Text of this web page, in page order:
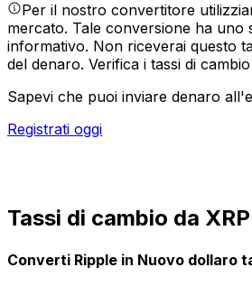
Per il nostro convertitore
mercato. Tale conversione ha uno
informativo. Non riceverai questo
del denaro. Verifica i tassi di
Sapevi che puoi inviare denaro
Registrati oggi
Tassi di cambio da
Converti Ripple in Nuovo dollaro